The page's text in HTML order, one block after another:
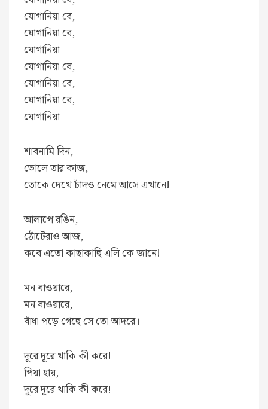
যোগানিয়া বে,
যোগানিয়া বে,
যোগানিয়া।
যোগানিয়া বে,
যোগানিয়া বে,
যোগানিয়া বে,
যোগানিয়া।
শাবনামি দিন,
ভোলে তার কাজ,
তোকে দেখে চাঁদও নেমে আসে এখানে!
আলাপে রঙিন,
ঠোঁটেরাও আজ,
কবে এতো কাছাকাছি এলি কে জানে!
মন বাওয়ারে,
মন বাওয়ারে,
বাঁধা পড়ে গেছে সে তো আদরে।
দূরে দূরে থাকি কী করে!
পিয়া হায়,
দূরে দূরে থাকি কী করে!